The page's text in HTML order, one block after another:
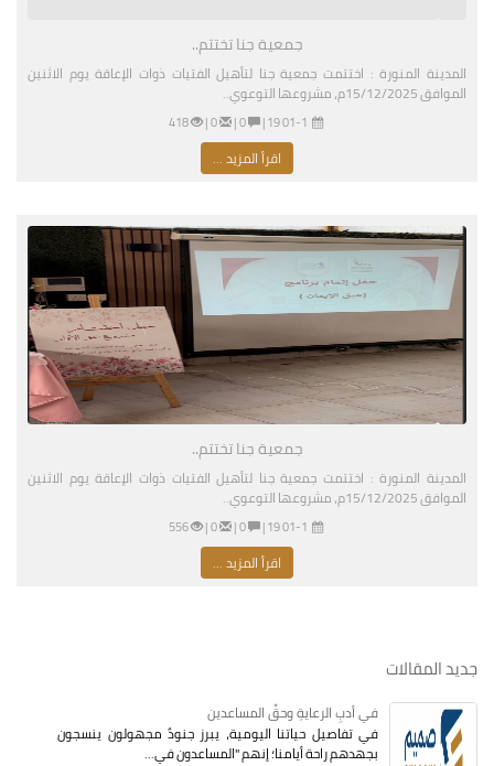
جمعية جنا تختتم..
المدينة المنورة : اختتمت جمعية جنا لتأهيل الفتيات ذوات الإعاقة يوم الاثنين
الموافق 15/12/2025م، مشروعها التوعوي..
01-11-2026 03:19 مساءً |
0 |
0 |
418
اقرأ المزيد ...
جمعية جنا تختتم..
المدينة المنورة : اختتمت جمعية جنا لتأهيل الفتيات ذوات الإعاقة يوم الاثنين
الموافق 15/12/2025م، مشروعها التوعوي..
01-11-2026 03:19 مساءً |
0 |
0 |
556
اقرأ المزيد ...
جديد المقالات
في أدبِ الرعايةِ وحقِّ المساعدين
في تفاصيل حياتنا اليومية، يبرز جنودٌ مجهولون ينسجون
بجهدهم راحة أيامنا؛ إنهم "المساعدون في...